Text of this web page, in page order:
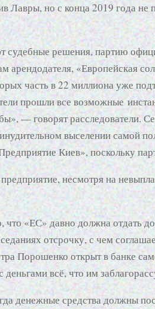
Лавры, но с конца 2019 года не
судебные решения, партию
арендодателя, «Европейская
часть в 22 миллиона уже
прошли все возможные
— говорят расследователи.
выселении самой
Киев», поскольку
несмотря на
что «ЕС» давно должна отдать
отсрочку, с чем
Порошенко открыт в банке
деньгами всё, что им
денежные средства должны